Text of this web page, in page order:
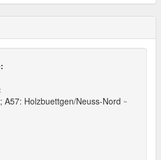
A57: Holzbuettgen/Neuss-Nord ~